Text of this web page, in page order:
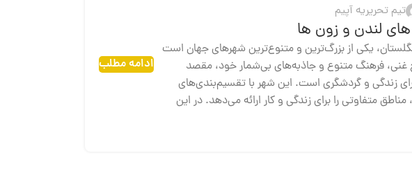
تیم تحریریه آپیم
لندن و زون ها
یکی از بزرگ‌ترین و متنوع‌ترین شهرهای جهان است
غنی، فرهنگ متنوع و جاذبه‌های بی‌شمار خود، مقصد
برای زندگی و گردشگری است. این شهر با تقسیم‌بندی‌های
متفاوتی را برای زندگی و کار ارائه می‌دهد. در این
ادامه مطلب